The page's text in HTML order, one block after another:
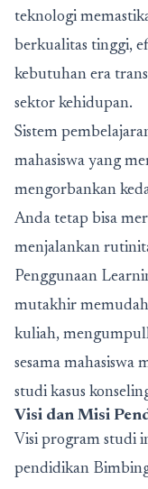
teknologi
berkualitas tinggi,
kebutuhan era
sektor kehidupan.
Sistem
mahasiswa yang
mengorbankan
Anda tetap bisa
menjalankan
Penggunaan
mutakhir
kuliah,
sesama mahasiswa
studi kasus
Visi dan Misi
Visi program studi
pendidikan